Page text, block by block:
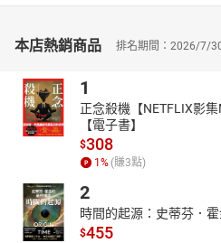
本店熱銷商品 排名期間：2026/7/
1
正念殺機【NETFLIX影
【電子書】
$308
1% (賺3點)
2
時間的起源：史蒂芬．
$455